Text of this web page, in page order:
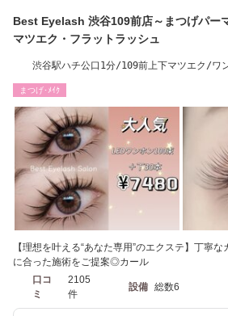
Best Eyelash 渋谷109前店～まつげパー
マツエク・フラットラッシュ
渋谷駅ハチ公口1分/109前上下マツエク/ワ
まつげ･ﾒｲｸ
【理想を叶える“あなた専用”のエクステ】丁寧
に合った施術をご提案◎カール
口コ
ミ
2105
件
設備 総数6